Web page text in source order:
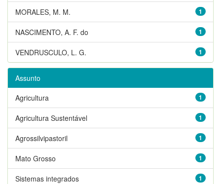
1
MORALES, M. M.
1
NASCIMENTO, A. F. do
1
VENDRUSCULO, L. G.
Assunto
1
Agricultura
1
Agricultura Sustentável
1
Agrossilvipastoril
1
Mato Grosso
1
Sistemas integrados